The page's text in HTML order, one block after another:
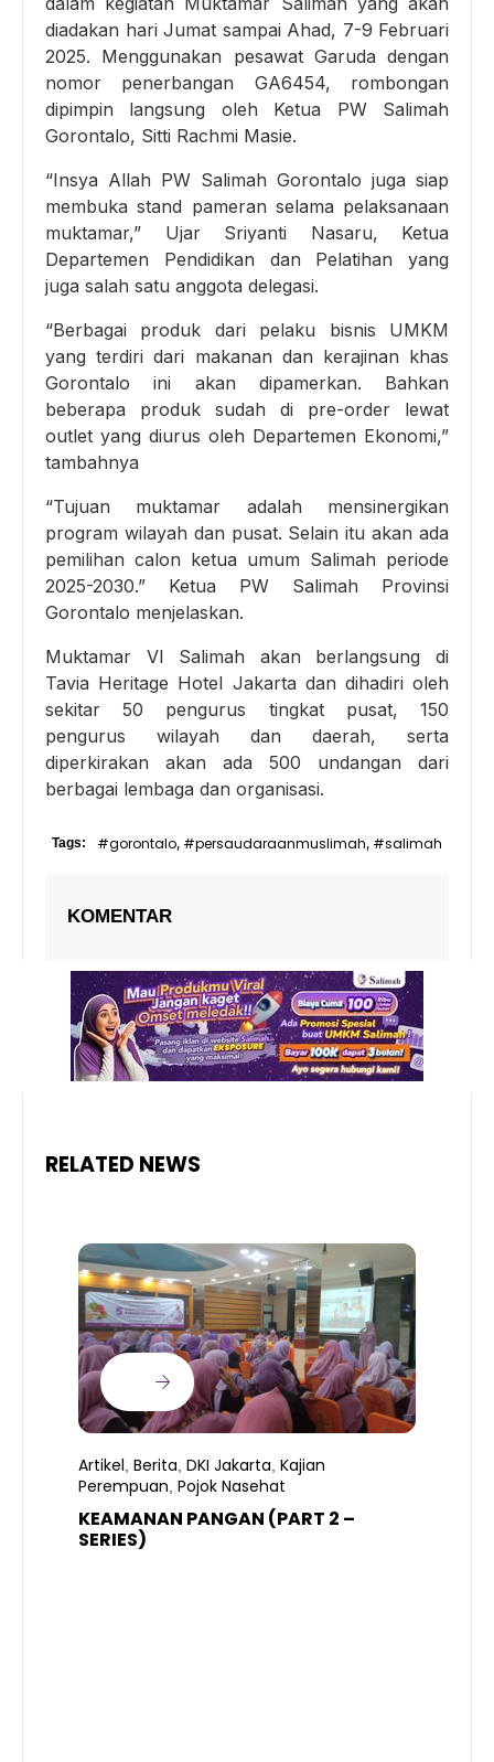
diadakan hari Jumat sampai Ahad, 7-9 Februari
2025. Menggunakan pesawat Garuda dengan
nomor penerbangan GA6454, rombongan
dipimpin langsung oleh Ketua PW Salimah
Gorontalo, Sitti Rachmi Masie.
“Insya Allah PW Salimah Gorontalo juga siap
membuka stand pameran selama pelaksanaan
muktamar,” Ujar Sriyanti Nasaru, Ketua
Departemen Pendidikan dan Pelatihan yang
juga salah satu anggota delegasi.
“Berbagai produk dari pelaku bisnis UMKM
yang terdiri dari makanan dan kerajinan khas
Gorontalo ini akan dipamerkan. Bahkan
beberapa produk sudah di pre-order lewat
outlet yang diurus oleh Departemen Ekonomi,”
tambahnya
“Tujuan muktamar adalah mensinergikan
program wilayah dan pusat. Selain itu akan ada
pemilihan calon ketua umum Salimah periode
2025-2030.” Ketua PW Salimah Provinsi
Gorontalo menjelaskan.
Muktamar VI Salimah akan berlangsung di
Tavia Heritage Hotel Jakarta dan dihadiri oleh
sekitar 50 pengurus tingkat pusat, 150
pengurus wilayah dan daerah, serta
diperkirakan akan ada 500 undangan dari
berbagai lembaga dan organisasi.
Tags: #gorontalo, #persaudaraanmuslimah, #salimah
KOMENTAR
RELATED NEWS
Artikel Berita DKI Jakarta Kajian
Perempuan Pojok Nasehat
KEAMANAN PANGAN (PART 2 –
SERIES)